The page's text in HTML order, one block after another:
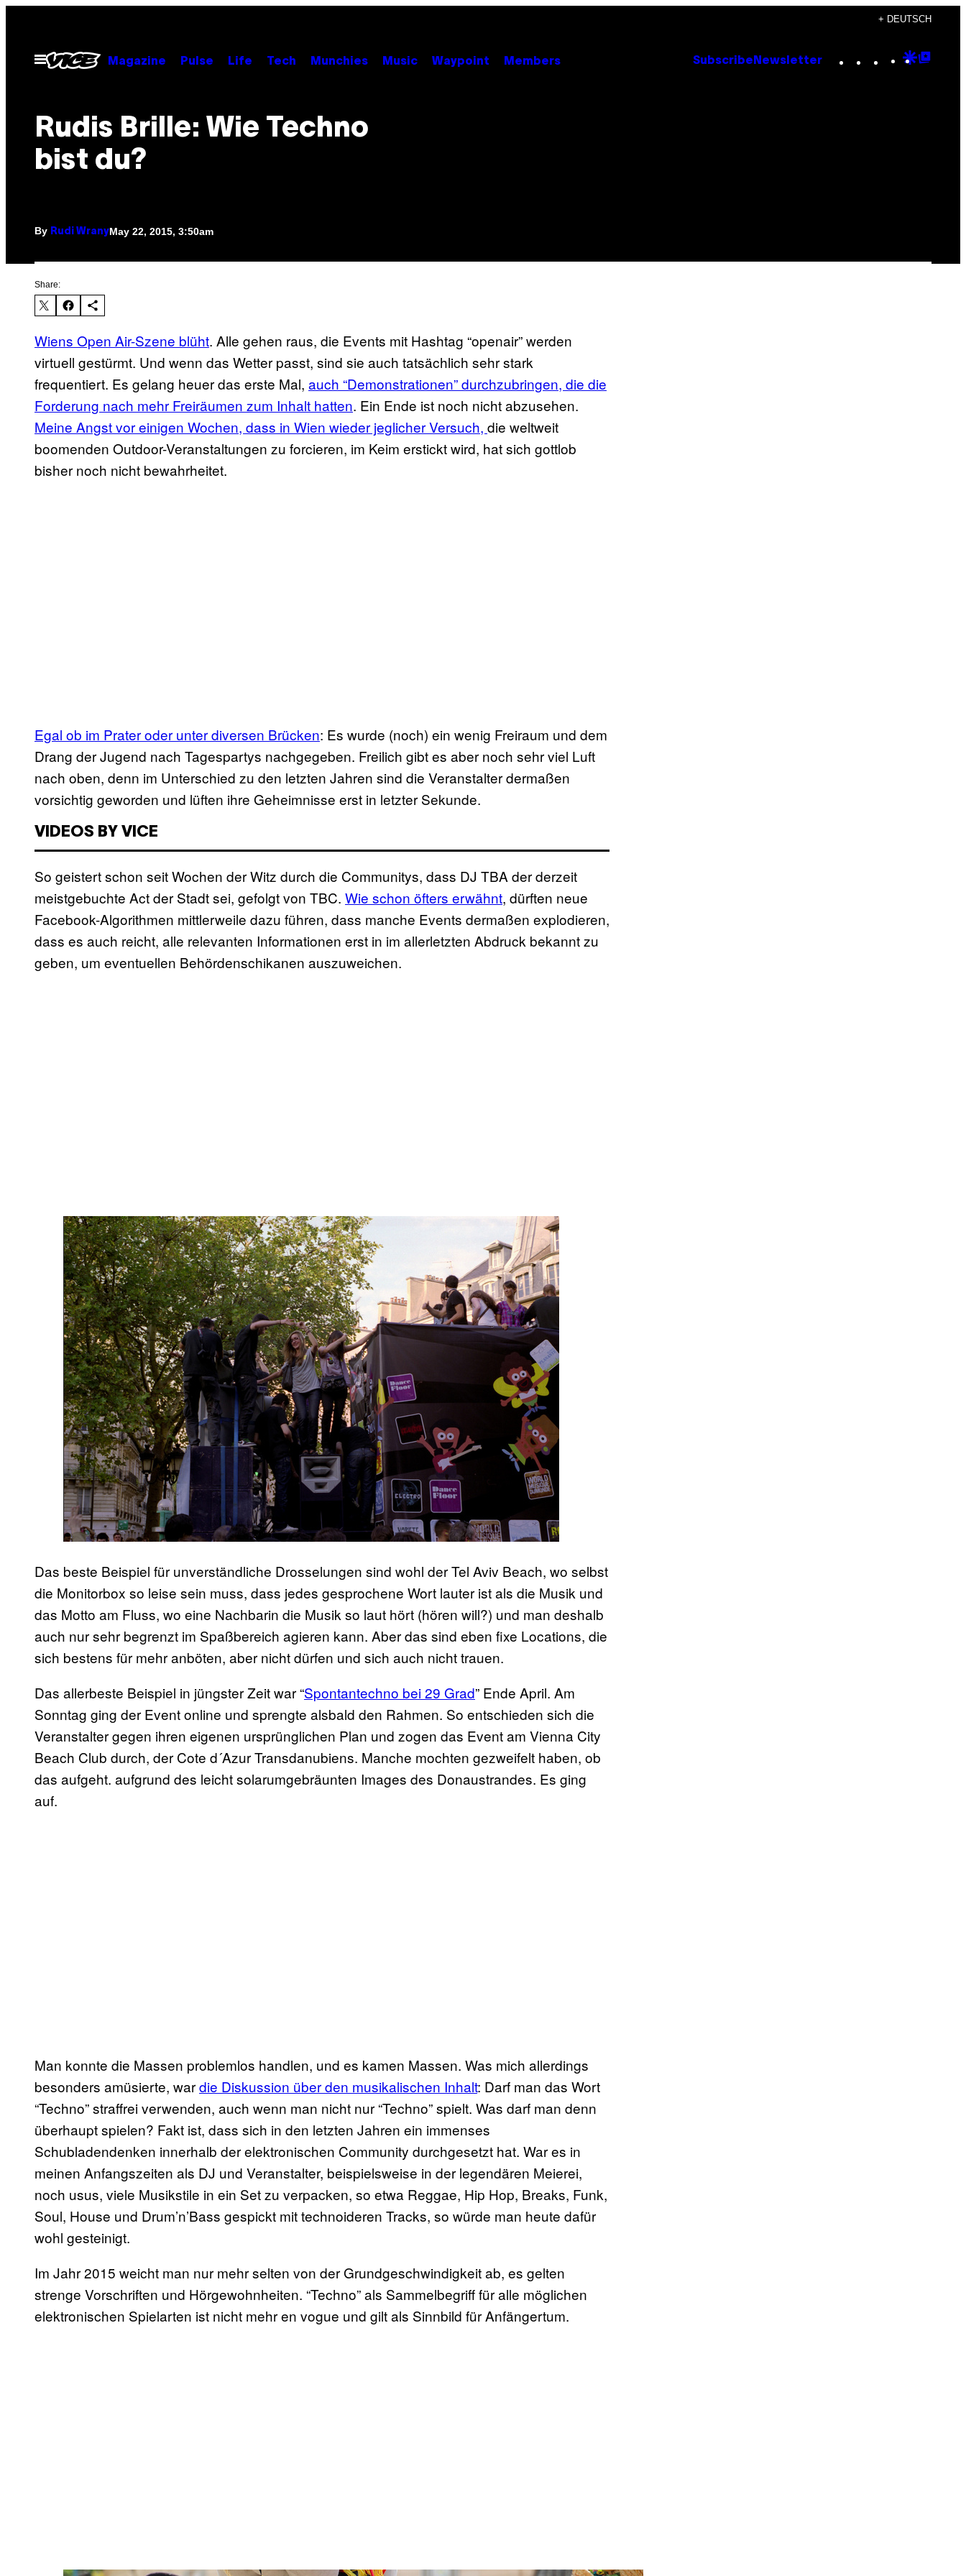
content
+ DEUTSCH
Open
Menu
Magazine Pulse Life Tech Munchies Music Waypoint Members Subscribe Newsletter Instagram
TikTok
YouTube
Google
Rudis Brille: Wie Techno
bist du?
By Rudi WranyMay 22, 2015, 3:50am
Share:
Wiens Open Air-Szene blüht. Alle gehen raus, die Events mit Hashtag “openair” werden
virtuell gestürmt. Und wenn das Wetter passt, sind sie auch tatsächlich sehr stark
frequentiert. Es gelang heuer das erste Mal, auch “Demonstrationen” durchzubringen, die die
Forderung nach mehr Freiräumen zum Inhalt hatten. Ein Ende ist noch nicht abzusehen.
Meine Angst vor einigen Wochen, dass in Wien wieder jeglicher Versuch, die weltweit
boomenden Outdoor-Veranstaltungen zu forcieren, im Keim erstickt wird, hat sich gottlob
bisher noch nicht bewahrheitet.
Egal ob im Prater oder unter diversen Brücken: Es wurde (noch) ein wenig Freiraum und dem
Drang der Jugend nach Tagespartys nachgegeben. Freilich gibt es aber noch sehr viel Luft
nach oben, denn im Unterschied zu den letzten Jahren sind die Veranstalter dermaßen
vorsichtig geworden und lüften ihre Geheimnisse erst in letzter Sekunde.
VIDEOS BY VICE
So geistert schon seit Wochen der Witz durch die Communitys, dass DJ TBA der derzeit
meistgebuchte Act der Stadt sei, gefolgt von TBC. Wie schon öfters erwähnt, dürften neue
Facebook-Algorithmen mittlerweile dazu führen, dass manche Events dermaßen explodieren,
dass es auch reicht, alle relevanten Informationen erst in im allerletzten Abdruck bekannt zu
geben, um eventuellen Behördenschikanen auszuweichen.
Das beste Beispiel für unverständliche Drosselungen sind wohl der Tel Aviv Beach, wo selbst
die Monitorbox so leise sein muss, dass jedes gesprochene Wort lauter ist als die Musik und
das Motto am Fluss, wo eine Nachbarin die Musik so laut hört (hören will?) und man deshalb
auch nur sehr begrenzt im Spaßbereich agieren kann. Aber das sind eben fixe Locations, die
sich bestens für mehr anböten, aber nicht dürfen und sich auch nicht trauen.
Das allerbeste Beispiel in jüngster Zeit war “Spontantechno bei 29 Grad” Ende April. Am
Sonntag ging der Event online und sprengte alsbald den Rahmen. So entschieden sich die
Veranstalter gegen ihren eigenen ursprünglichen Plan und zogen das Event am Vienna City
Beach Club durch, der Cote d´Azur Transdanubiens. Manche mochten gezweifelt haben, ob
das aufgeht. aufgrund des leicht solarumgebräunten Images des Donaustrandes. Es ging
auf.
Man konnte die Massen problemlos handlen, und es kamen Massen. Was mich allerdings
besonders amüsierte, wardie Diskussion über den musikalischen Inhalt: Darf man das Wort
“Techno” straffrei verwenden, auch wenn man nicht nur “Techno” spielt. Was darf man denn
überhaupt spielen? Fakt ist, dass sich in den letzten Jahren ein immenses
Schubladendenken innerhalb der elektronischen Community durchgesetzt hat. War es in
meinen Anfangszeiten als DJ und Veranstalter, beispielsweise in der legendären Meierei,
noch usus, viele Musikstile in ein Set zu verpacken, so etwa Reggae, Hip Hop, Breaks, Funk,
Soul, House und Drum’n’Bass gespickt mit technoideren Tracks, so würde man heute dafür
wohl gesteinigt.
Im Jahr 2015 weicht man nur mehr selten von der Grundgeschwindigkeit ab, es gelten
strenge Vorschriften und Hörgewohnheiten. “Techno” als Sammelbegriff für alle möglichen
elektronischen Spielarten ist nicht mehr en vogue und gilt als Sinnbild für Anfängertum.